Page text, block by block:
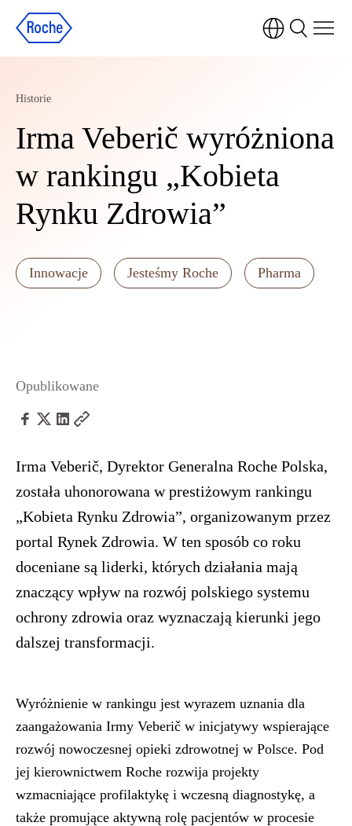
Historie
Irma Veberič wyróżniona
w rankingu „Kobieta
Rynku Zdrowia”
Innowacje Jesteśmy Roche Pharma
Opublikowane
Irma Veberič, Dyrektor Generalna Roche Polska,
została uhonorowana w prestiżowym rankingu
„Kobieta Rynku Zdrowia”, organizowanym przez
portal Rynek Zdrowia. W ten sposób co roku
doceniane są liderki, których działania mają
znaczący wpływ na rozwój polskiego systemu
ochrony zdrowia oraz wyznaczają kierunki jego
dalszej transformacji.
Wyróżnienie w rankingu jest wyrazem uznania dla
zaangażowania Irmy Veberič w inicjatywy wspierające
rozwój nowoczesnej opieki zdrowotnej w Polsce. Pod
jej kierownictwem Roche rozwija projekty
wzmacniające profilaktykę i wczesną diagnostykę, a
także promujące aktywną rolę pacjentów w procesie